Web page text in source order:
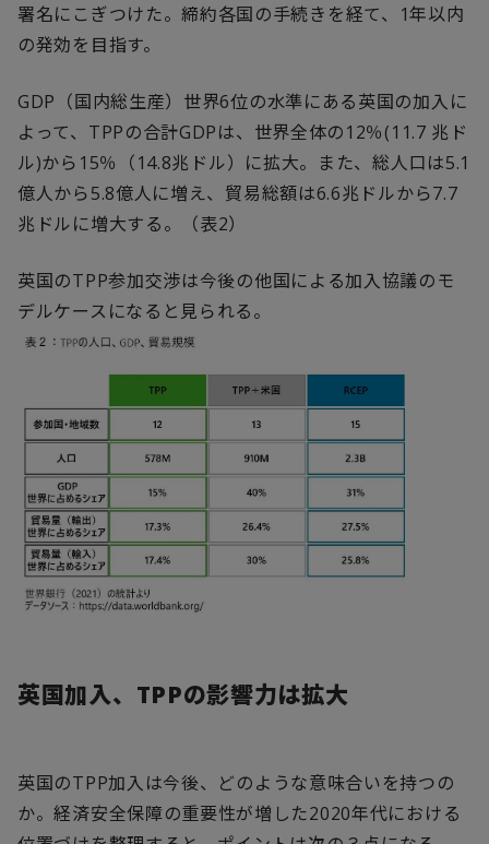
署名にこぎつけた。締約各国の手続きを経て、
1年以内
の発効を目指す。
GDP （国内総生産）世界6位の水準にある英国の加入に
よって、 TPPの合計GDPは、世界全体の12％(11.7 兆ド
ル)から 15％（14.8兆ドル）に拡大。また、総人口は5.1
億人から5.8億人に増え、貿易総額は6.6兆ドルから7.7
兆ドルに増大する。（表2）
英国のTPP参加交渉は今後の他国による加入協議のモ
デルケースになると見られる。
英国加入、 TPPの影響力は拡大
英国のTPP加入は今後、どのような意味合いを持つの
か。経済安全保障の重要性が増した2020年代における